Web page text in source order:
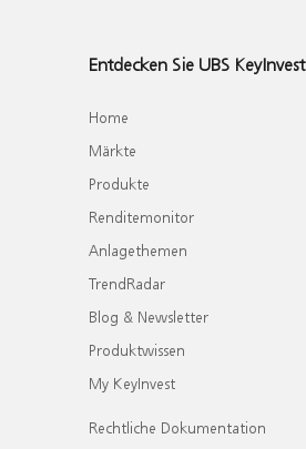
Entdecken Sie UBS KeyInvest
Home
Märkte
Produkte
Renditemonitor
Anlagethemen
TrendRadar
Blog & Newsletter
Produktwissen
My KeyInvest
Rechtliche Dokumentation